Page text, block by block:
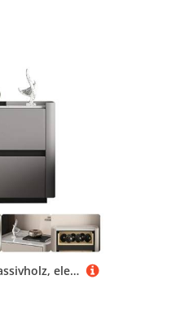
Nachttisch aus Massivholz, elegantes Khaki, gebogenes Design, kompakt, 40 x 40 x 48 cm, ideal für Schlafzimmer und Wohnzimmer, stilvoller Aufbewahrungsschrank, moderne kleine Truhe